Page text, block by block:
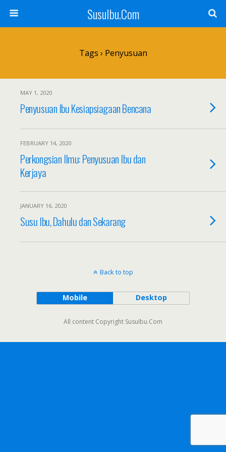
SusuIbu.Com
Tags › Penyusuan
MAY 1, 2020
Penyusuan Ibu Kesiapsiagaan Bencana
FEBRUARY 14, 2020
Perkongsian Ilmu: Penyusuan Ibu dan
Kerjaya
JANUARY 16, 2020
Susu Ibu, Dahulu dan Sekarang
Back to top
Mobile Desktop
All content Copyright SusuIbu.Com